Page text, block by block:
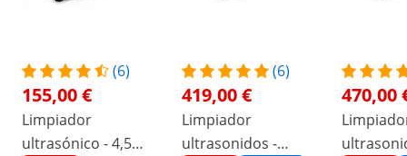
(6)
155,00 €
Limpiador
ultrasónico - 4,5
(6)
419,00 €
Limpiador
ultrasonidos -
470,00